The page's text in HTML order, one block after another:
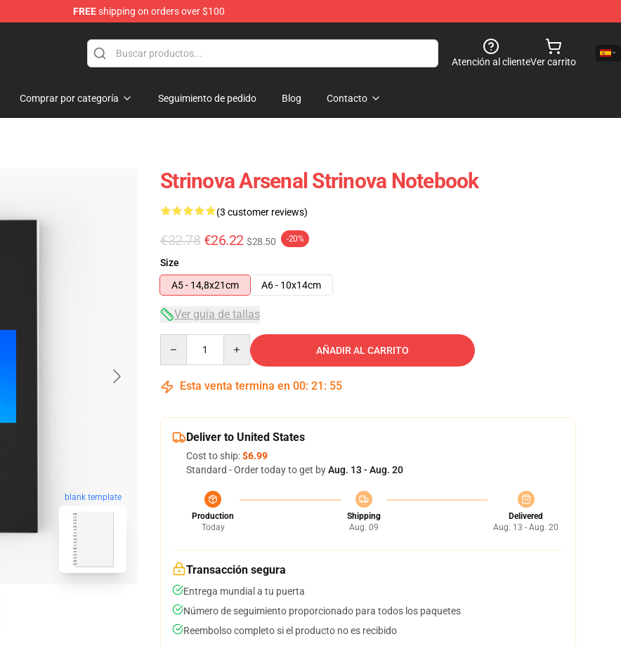
FREEshipping on orders over $100
Atención al clienteVer carrito
Comprar por categoría Seguimiento de pedido Blog Contacto
blank template
Strinova Arsenal Strinova Notebook
(3 customer reviews)
€32.78 €26.22 $28.50 -20%
Size
A5 - 14,8x21cm
A6 - 10x14cm
Ver guía de tallas
AÑADIR AL CARRITO
Esta venta termina en 00: 21 : 54
Deliver to United States
Cost to ship:$6.99
Standard - Order today to get byAug. 13 - Aug. 20
Production
Today
Shipping
Aug. 09
Delivered
Aug. 13 - Aug. 20
Transacción segura
Entrega mundial a tu puerta
Número de seguimiento proporcionado para todos los paquetes
Reembolso completo si el producto no es recibido